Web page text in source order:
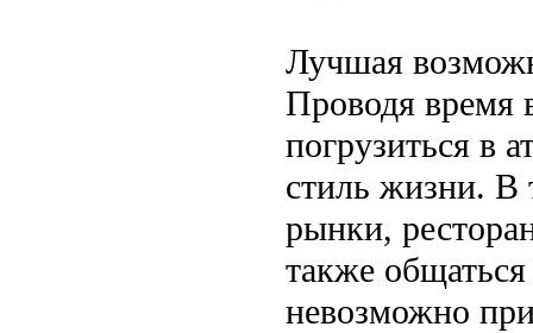
Лучшая
Проводя время
погрузиться в
стиль жизни. В
рынки,
также
невозможно